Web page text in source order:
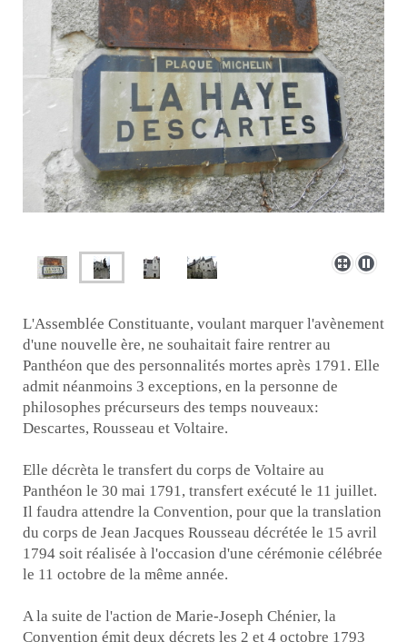
L'Assemblée Constituante, voulant marquer l'avènement
d'une nouvelle ère, ne souhaitait faire rentrer au
Panthéon que des personnalités mortes après 1791. Elle
admit néanmoins 3 exceptions, en la personne de
philosophes précurseurs des temps nouveaux:
Descartes, Rousseau et Voltaire.
Elle décrèta le transfert du corps de Voltaire au
Panthéon le 30 mai 1791, transfert exécuté le 11 juillet.
Il faudra attendre la Convention, pour que la translation
du corps de Jean Jacques Rousseau décrétée le 15 avril
1794 soit réalisée à l'occasion d'une cérémonie célébrée
le 11 octobre de la même année.
A la suite de l'action de Marie-Joseph Chénier, la
Convention émit deux décrets les 2 et 4 octobre 1793